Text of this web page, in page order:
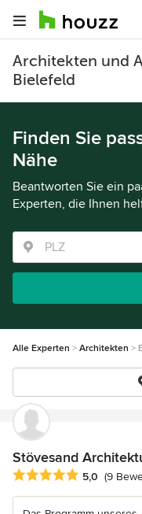
Architekten und
Bielefeld
Finden Sie
Nähe
Beantworten Sie ein
Experten, die Ihnen
Alle Experten Architekten
Stövesand
Durchschnittliche
5,0 (9